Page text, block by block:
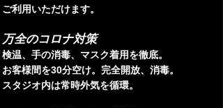
ご利用いただけます。
万全のコロナ対策
検温、手の消毒、マスク着用を徹底。
お客様間を30分空け。完全開放、消毒。
スタジオ内は常時外気を循環。